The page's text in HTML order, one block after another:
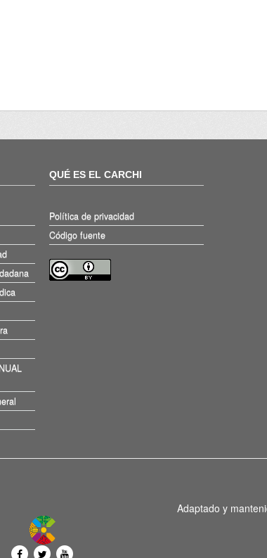
QUÉ ES EL CARCHI
Política de privacidad
Código fuente
Adaptado y